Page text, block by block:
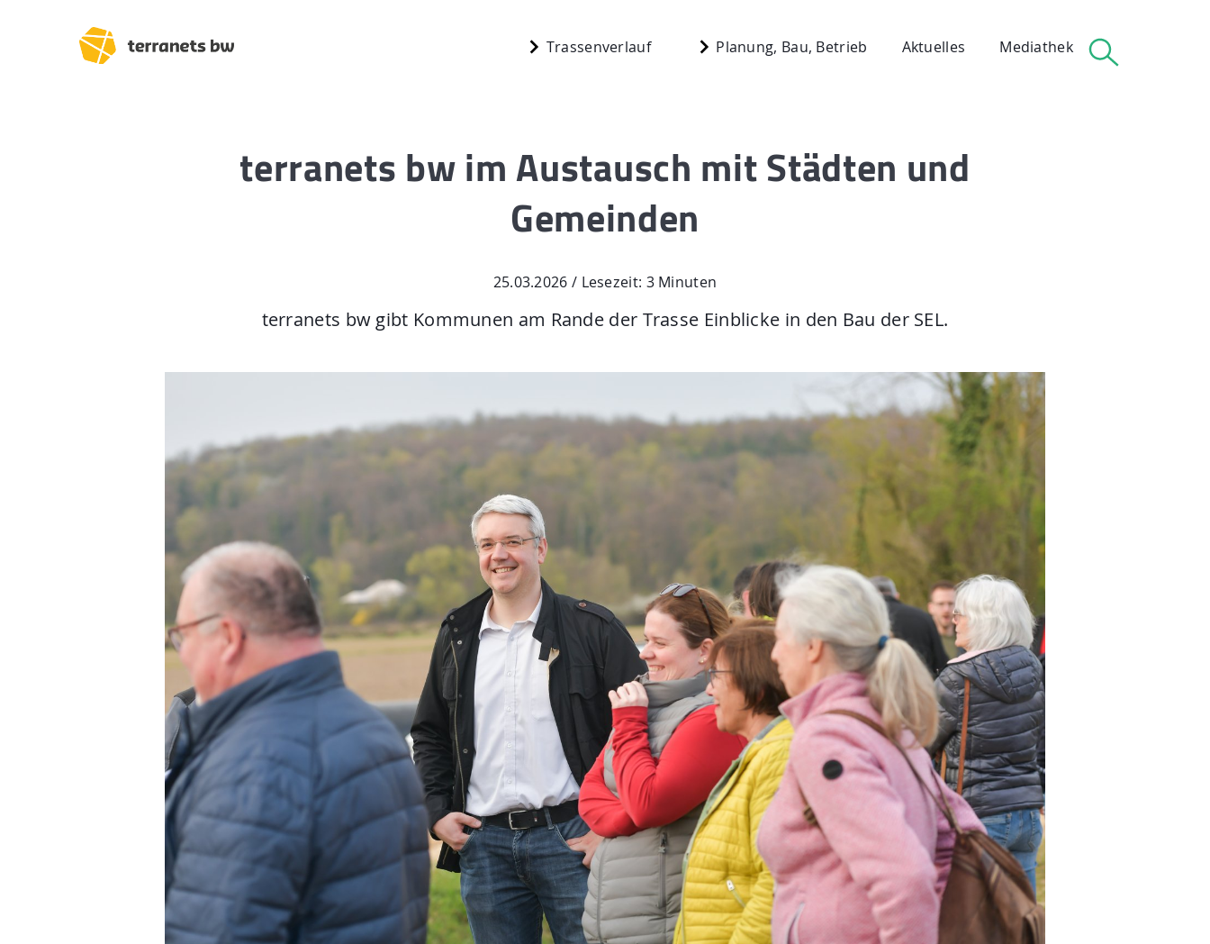
Trassenverlauf Planung, Bau, Betrieb Aktuelles Mediathek
Trassenverlauf SEL:
Heilbronn – Löchgau
Löchgau – Esslingen a. N.
Esslingen a. N. – Bissingen
Start
Planung, Bau, Betrieb
Aktuelles
Mediathek
Newsletter
Kontakt
Suche
terranets bw im Austausch mit Städten und
Gemeinden
25.03.2026 / Lesezeit: 3 Minuten
terranets bw gibt Kommunen am Rande der Trasse Einblicke in den Bau der SEL.